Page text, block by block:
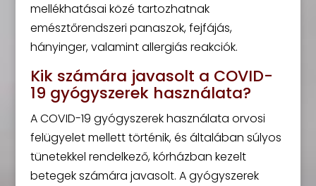
mellékhatásai közé tartozhatnak
emésztőrendszeri panaszok, fejfájás,
hányinger, valamint allergiás reakciók.
Kik számára javasolt a COVID-
19 gyógyszerek használata?
A COVID-19 gyógyszerek használata orvosi
felügyelet mellett történik, és általában súlyos
tünetekkel rendelkező, kórházban kezelt
betegek számára javasolt. A gyógyszerek